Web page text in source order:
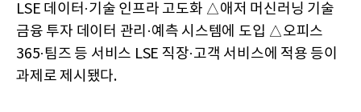
LSE 데이터·기술 인프라 고도화 △애저 머신러닝 기술
금융 투자 데이터 관리·예측 시스템에 도입 △오피스
365·팀즈 등 서비스 LSE 직장·고객 서비스에 적용 등이
과제로 제시됐다.